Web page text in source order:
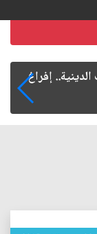
إلى المواطنة